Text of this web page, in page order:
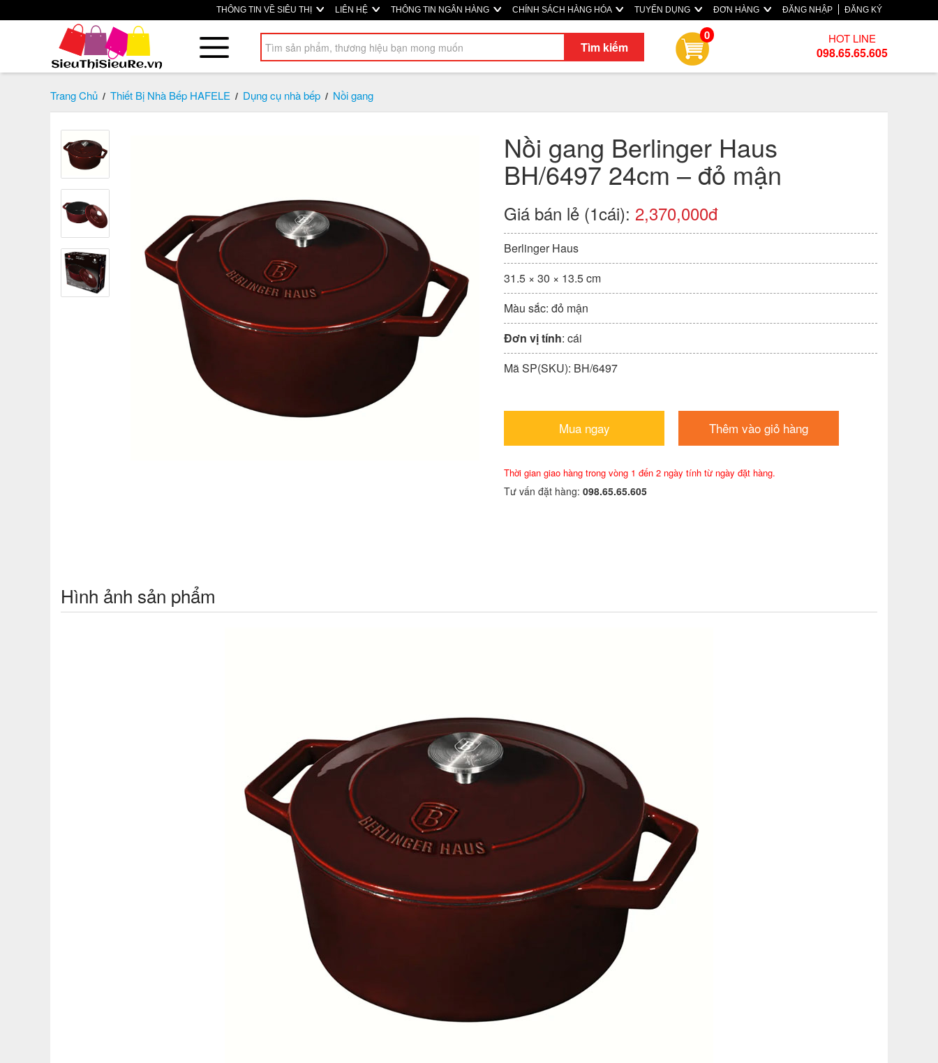
THÔNG TIN VỀ SIÊU THỊ LIÊN HỆ THÔNG TIN NGÂN HÀNG CHÍNH SÁCH HÀNG HÓA TUYỂN DỤNG ĐƠN HÀNG ĐĂNG NHẬP ĐĂNG KÝ
Tìm kiếm
0 HOT LINE
098.65.65.605
Trang Chủ / Thiết Bị Nhà Bếp HAFELE / Dụng cụ nhà bếp / Nồi gang
Nồi gang Berlinger Haus
BH/6497 24cm – đỏ mận
Giá bán lẻ (1cái): 2,370,000đ
Berlinger Haus
31.5 × 30 × 13.5 cm
Màu sắc: đỏ mận
Đơn vị tính: cái
Mã SP(SKU): BH/6497
Mua ngay Thêm vào giỏ hàng
Thời gian giao hàng trong vòng 1 đến 2 ngày tính từ ngày đặt hàng.
Tư vấn đặt hàng: 098.65.65.605
Hình ảnh sản phẩm